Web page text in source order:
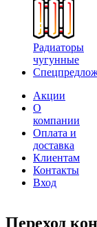
Радиаторы
чугунные
Акции
О
компании
Оплата и
доставка
Клиентам
Контакты
Вход
Переход